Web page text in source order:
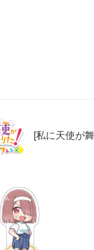
[私に天使が